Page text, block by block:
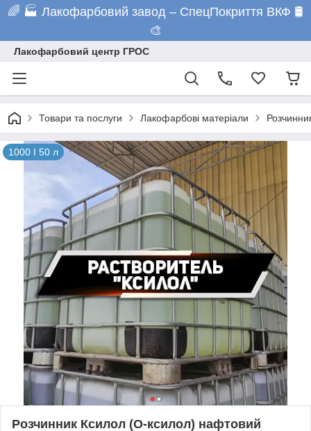
🌈 🏭 Лакофарбовий завод – СпецПокриття ВКФ 🛢️
🎨
Лакофарбовий центр ГРОС
Товари та послуги Лакофарбові матеріали
1000 I 50 л
Розчинник Ксилол (О-ксилол) нафтовий